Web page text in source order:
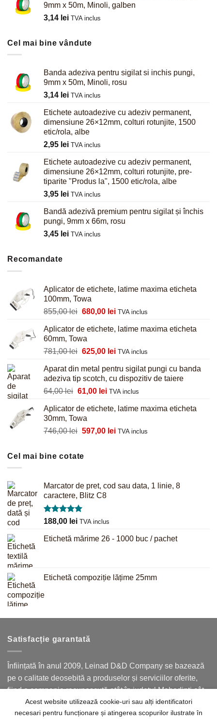
9mm x 50m, Minoli, galben
3,14 lei TVA inclus
Cel mai bine vândute
Banda adeziva pentru sigilat si inchis pungi,
9mm x 50m, Minoli, rosu
3,14 lei TVA inclus
Etichete autoadezive cu adeziv permanent,
dimensiune 26×12mm, colturi rotunjite, 1500
etic/rola, albe
2,95 lei TVA inclus
Etichete autoadezive cu adeziv permanent,
dimensiune 26×12mm, colturi rotunjite, pre-
tiparite "Produs la", 1500 etic/rola, albe
3,95 lei TVA inclus
Bandă adezivă premium pentru sigilat și închis
pungi, 9mm x 66m, rosu
3,45 lei TVA inclus
Recomandate
Aplicator de etichete, latime maxima eticheta
100mm, Towa
855,00lei Prețul
a
fost:
855,00 lei.
680,00 leiPrețul
este:
TVA inclus
Aplicator de etichete, latime maxima eticheta
60mm, Towa
781,00lei Prețul
a
fost:
781,00 lei.
625,00 leiPrețul
este:
625,00 lei.
TVA inclus
Aparat din metal pentru sigilat pungi cu banda
adeziva tip scotch, cu dispozitiv de taiere
64,00lei Prețul
a
fost:
64,00 lei.
61,00 leiPrețul
este:
TVA inclus
Aplicator de etichete, latime maxima eticheta
30mm, Towa
746,00lei Prețul
fost:
597,00 leiPrețul
TVA inclus
Cel mai bine cotate
Marcator de pret, cod sau data, 1 linie, 8
caractere, Blitz C8
Evaluat la
188,00 lei TVA inclus
Etichetă mărime 26 - 1000 buc / pachet
Etichetă compoziție lățime 25mm
Satisfacție garantată
Înființată în anul 2009, Leinad D&D Company se bazează
pe o calitate deosebită a produselor și serviciilor oferite,
fiind o companie recunoscută atât în județul Mehedinți cât
și în județele limitrofe.
Acest website utilizează cookie-uri sau alți identificatori
necesari pentru funcționare și atingerea scopurilor ilustrate în